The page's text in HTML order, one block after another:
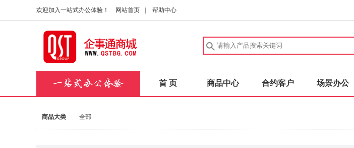
欢迎加入一站式办公体验！ 网站首页 帮助中心
首 页 商品中心 合约客户 场景办公
商品大类 全部